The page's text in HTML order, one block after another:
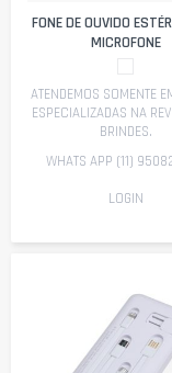
FONE DE OUVIDO
MICROFONE
ATENDEMOS SOMENTE
ESPECIALIZADAS NA
BRINDES.
WHATS APP (11)
LOGIN